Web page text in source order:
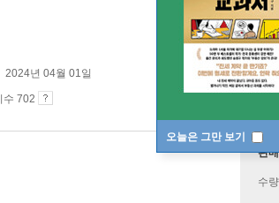
오늘은 그만 보기
2024년 04월 01일
수 702
판
수량